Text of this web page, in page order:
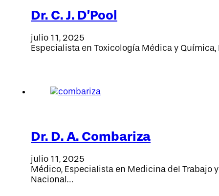
Dr. C. J. D’Pool
julio 11, 2025
Especialista en Toxicología Médica y
Dr. D. A. Combariza
julio 11, 2025
Médico, Especialista en Medicina del Trabajo
Nacional…